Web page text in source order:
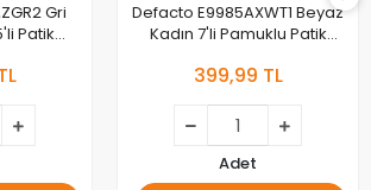
Gri
Patik
Defacto E9985AXWT1 Beyaz
Kadın 7'li Pamuklu Patik
399,99 TL
Adet